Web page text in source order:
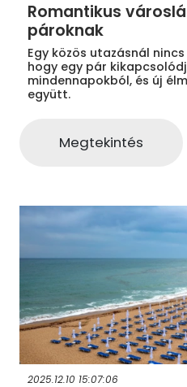
Romantikus
pároknak
Egy közös utazásnál
hogy egy pár
mindennapokból, és új
együtt.
Megtekintés
2025.12.10 15:07:06